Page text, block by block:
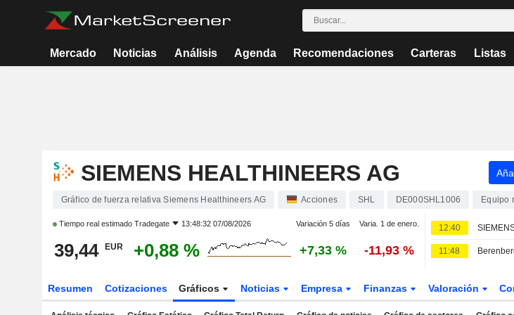
Mercado Noticias Análisis Agenda Recomendaciones Carteras Listas
SIEMENS HEALTHINEERS AG
Gráfico de fuerza relativa Siemens Healthineers AG Acciones SHL DE000SHL1006 Equipo
Tiempo real estimado Tradegate 13:48:32 07/08/2026 Variación 5 días Varia. 1 de enero.
39,44 EUR +0,88 % +7,33 % -11,93 %
12:40
11:48
Resumen Cotizaciones Gráficos Noticias Empresa Finanzas Valoración